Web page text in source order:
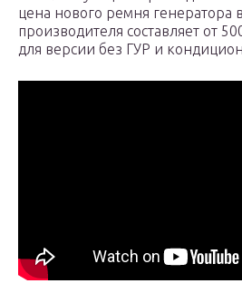
цена нового ремня генератора
производителя составляет от
для версии без ГУР и